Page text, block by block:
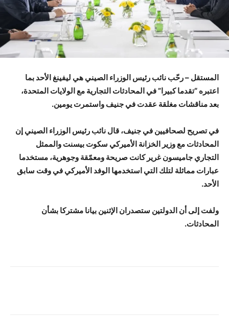
المستقل – رحّب نائب رئيس الوزراء الصيني هي ليفينغ الأحد بما
اعتبره “تقدما كبيرا” في المحادثات التجارية مع الولايات المتحدة،
بعد مناقشات مغلقة عقدت في جنيف واستمرت يومين.
في تصريح لصحافيين في جنيف، قال نائب رئيس الوزراء الصيني إن
المحادثات مع وزير الخزانة الأميركي سكوت بيسنت والممثل
التجاري جاميسون غرير كانت صريحة ومعمّقة وجوهرية، مستخدما
عبارات مماثلة لتلك التي استخدمها الوفد الأميركي في وقت سابق
الأحد.
ولفت إلى أن الدولتين ستصدران الإثنين بيانا مشتركا بشأن
المحادثات.